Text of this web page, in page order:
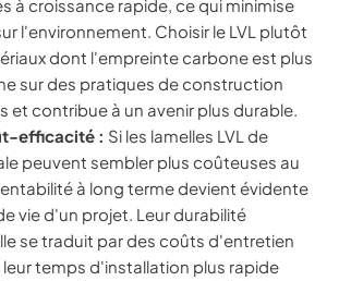
à croissance rapide, ce qui minimise
l'environnement. Choisir le LVL plutôt
dont l'empreinte carbone est plus
sur des pratiques de construction
et contribue à un avenir plus durable.
efficacité : Si les lamelles LVL de
peuvent sembler plus coûteuses au
à long terme devient évidente
vie d'un projet. Leur durabilité
se traduit par des coûts d'entretien
temps d'installation plus rapide